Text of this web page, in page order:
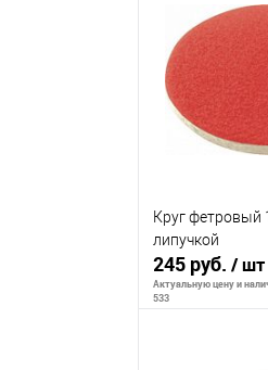
В
К сравнению
В избранное
Круг фетровый
липучкой
245 руб. / шт
Актуальную цену и
533